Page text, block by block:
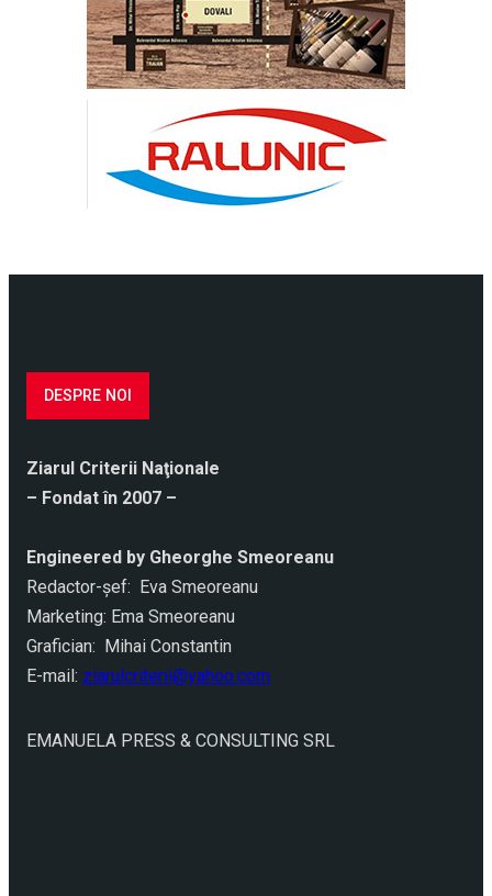
DESPRE NOI
Ziarul Criterii Naţionale
– Fondat în 2007 –
Engineered by Gheorghe Smeoreanu
Redactor-şef: Eva Smeoreanu
Marketing: Ema Smeoreanu
Grafician: Mihai Constantin
E-mail: ziarulcriterii@yahoo.com
EMANUELA PRESS & CONSULTING SRL